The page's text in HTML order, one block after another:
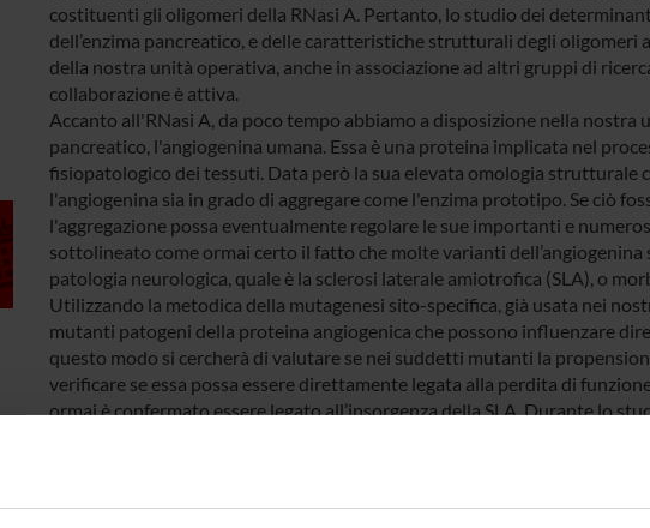
costituenti gli oligomeri della RNasi A. Pertanto, lo studio dei
dell’enzima pancreatico, e delle caratteristiche strutturali degli oligomeri
della nostra unità operativa, anche in associazione ad altri gruppi di
collaborazione è attiva.
Accanto all'RNasi A, da poco tempo abbiamo a disposizione nella nostra
pancreatico, l'angiogenina umana. Essa è una proteina implicata nel
fisiopatologico dei tessuti. Data però la sua elevata omologia strutturale
l'angiogenina sia in grado di aggregare come l'enzima prototipo. Se ciò
l'aggregazione possa eventualmente regolare le sue importanti e
sottolineato come ormai certo il fatto che molte varianti
patologia neurologica, quale è la sclerosi laterale amiotrofica (SLA), o
Utilizzando la metodica della mutagenesi sito-specifica, già usata nei
mutanti patogeni della proteina angiogenica che possono influenzare
questo modo si cercherà di valutare se nei suddetti mutanti la
verificare se essa possa essere direttamente legata alla perdita di
ormai è confermato essere legato all’insorgenza della SLA. Durante lo
conoscenza già acquisita dalla nostra unità nello studio
essere acquisiti con essa, potranno fungere da costante e prezioso
In conclusione, la comprensione dei processi e dei meccanismi